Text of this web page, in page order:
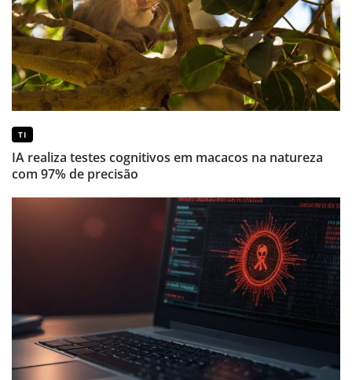
TI
IA realiza testes cognitivos em macacos na natureza
com 97% de precisão